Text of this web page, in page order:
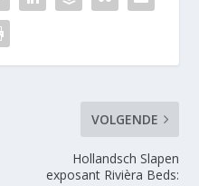
VOLGENDE
Hollandsch Slapen
exposant Rivièra Beds: